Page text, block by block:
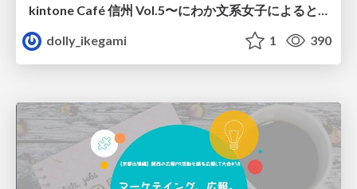
kintone Café 信州 Vol.5〜にわか文系女子によるとりとめもないキャリアパス＆kintoneのおはなし/20190413_kintonecafe-shinshu-vol5
dolly_ikegami
1 390